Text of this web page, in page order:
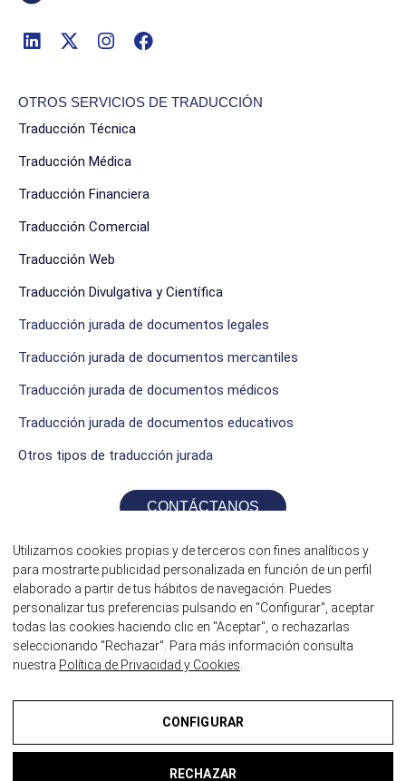
OTROS SERVICIOS DE TRADUCCIÓN
Traducción Técnica
Traducción Médica
Traducción Financiera
Traducción Comercial
Traducción Web
Traducción Divulgativa y Científica
Traducción jurada de documentos legales
Traducción jurada de documentos mercantiles
Traducción jurada de documentos médicos
Traducción jurada de documentos educativos
Otros tipos de traducción jurada
CONTÁCTANOS
©2026 Traductores Jurados itrad
¿HABLAMOS?
Utilizamos cookies propias y de terceros con fines analíticos y
para mostrarte publicidad personalizada en función de un perfil
elaborado a partir de tus hábitos de navegación. Puedes
personalizar tus preferencias pulsando en "Configurar", aceptar
todas las cookies haciendo clic en "Aceptar", o rechazarlas
seleccionando "Rechazar". Para más información consulta
nuestra Política de Privacidad y Cookies
CONFIGURAR
RECHAZAR
Aviso Legal